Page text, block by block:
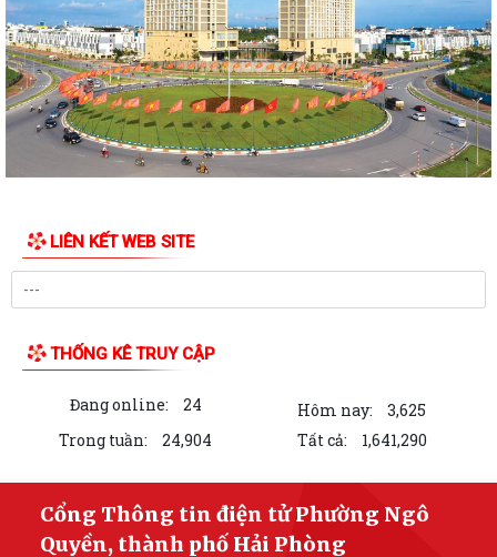
UBND PHƯỜNG NGÔ QUYỀN THÔNG BÁO THỜI GIAN TỔ CHỨC HỘI
NGHỊ ĐỐI THOẠI DOANH NGHIỆP, HỘ KINH DOANH,...
PHƯỜNG NGÔ QUYỀN TỔ CHỨC GIAO BAN TỔ DÂN PHỐ SAU SẮP XẾP,
SÁP NHẬP
HỘI ĐỒNG NHÂN DÂN PHƯỜNG NGÔ QUYỀN THÔNG BÁO KẾT QUẢ KỲ
HỌP THỨ 4, KHÓA II, NHIỆM KỲ 2026 - 2031
PHƯỜNG NGÔ QUYỀN TUYÊN TRUYỀN VẬN ĐỘNG TỔ CHỨC, CÁ NHÂN
CÓ LIÊN QUAN THUÊ NHÀ, ĐẤT LÀ TÀI SẢN...
Kỳ họp thứ 4 HĐND Phường Ngô Quyền: Phân bổ bổ sung hơn 38 tỷ
KẾ HOẠCH TỔ CHỨC TIẾP CÔNG DÂN 6 THÁNG CUỐI NĂM 2026 CỦA
HỘI ĐỒNG NHÂN DÂN PHƯỜNG THÔNG BÁO LỊCH TIẾP CÔNG DÂN 6
PHƯỜNG NGÔ QUYỀN: NÂNG CAO HIỆU QUẢ QUẢN LÝ HOẠT ĐỘNG PHI
CHÍNH PHỦ NƯỚC NGOÀI – GẮN KẾT CHẶT CHẼ...
LIÊN KẾT WEB SITE
THỐNG KÊ TRUY CẬP
Đang online: 24 Hôm nay:
3,625
Trong tuần:
24,904 Tất cả: 1,641,290
Cổng Thông tin điện tử Phường Ngô
Quyền, thành phố Hải Phòng